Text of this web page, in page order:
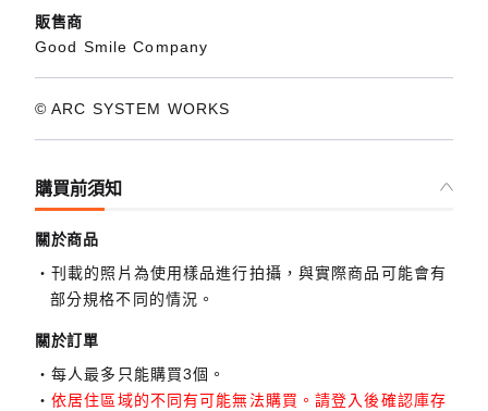
販售商
Good Smile Company
© ARC SYSTEM WORKS
購買前須知
關於商品
刊載的照片為使用樣品進行拍攝，與實際商品可能會有
部分規格不同的情況。
關於訂單
每人最多只能購買3個。
依居住區域的不同有可能無法購買。請登入後確認庫存